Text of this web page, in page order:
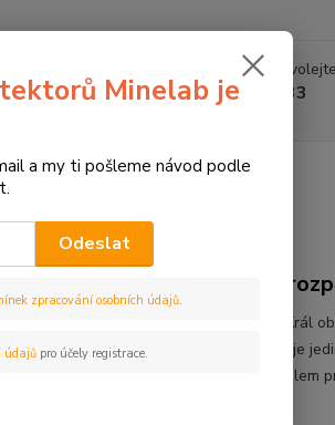
Nevíte si rady?
+420774877333
3D terč orel, terč Leitold
Letící orel s
3D terč letící orel Král
2,2 m Tento 3D cíl je
integrovaným kabelem
Minelab je
a my ti pošleme návod podle
Odeslat
zpracování osobních údajů.
údajůpro účely registrace.